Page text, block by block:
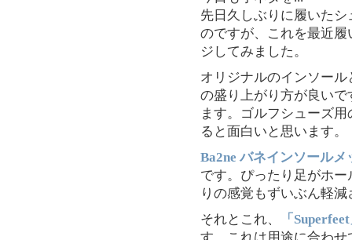
先日久しぶりに履いた
のですが、これを最近履
ジしてみました。
オリジナルのインソー
の盛り上がり方が良い
ます。ゴルフシューズ
ると面白いと思います。
Ba2ne バネインソールメ
です。ぴったり足がホ
りの感覚もずいぶん軽減
それとこれ、
「